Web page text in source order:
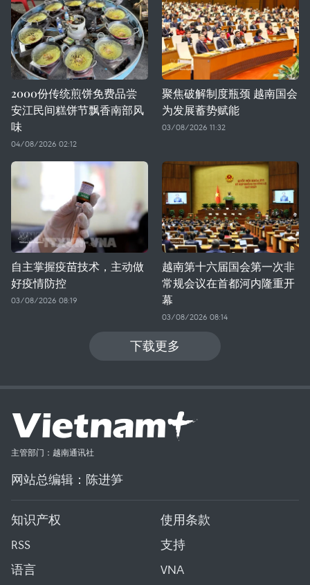
2000份传统煎饼免费品尝
安江民间糕饼节飘香南部风
味
04/08/2026 02:12
聚焦破解制度瓶颈 越南国会
为发展蓄势赋能
03/08/2026 11:32
自主掌握疫苗技术，主动做
好疫情防控
03/08/2026 08:19
越南第十六届国会第一次非
常规会议在首都河内隆重开
幕
03/08/2026 08:14
下载更多
主管部门：越南通讯社
网站总编辑：陈进笋
知识产权
使用条款
RSS
支持
语言
VNA